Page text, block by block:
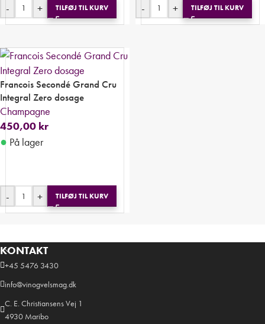
- + TILFØJ TIL KURV - + TILFØJ TIL KURV
Francois Secondé Grand Cru
Integral Zero dosage
Champagne
450,00 kr
● På lager
- + TILFØJ TIL KURV
KONTAKT
+45 5476 3430
info@vinogvelsmag.dk
C. E. Christiansens Vej 1
4930 Maribo